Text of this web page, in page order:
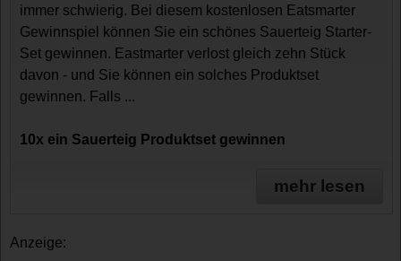
immer schwierig. Bei diesem kostenlosen Eatsmarter
Gewinnspiel können Sie ein schönes Sauerteig Starter-
Set gewinnen. Eastmarter verlost gleich zehn Stück
davon - und Sie können ein solches Produktset
gewinnen. Falls ...
10x ein Sauerteig Produktset gewinnen
mehr lesen
Anzeige: